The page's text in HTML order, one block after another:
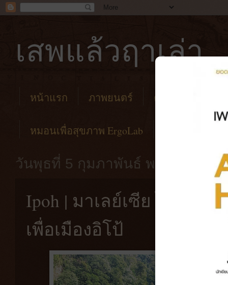
เสพแล้วฤาเล่า
หน้าแรก ภาพยนตร์ คาเฟ่
หมอนเพื่อสุขภาพ ErgoLab
วันพุธที่ 5 กุมภาพันธ์ พ.ศ. 2563
Ipoh | มาเลย์เซีย ไม่ไปไ
เพื่อเมืองอิโป้